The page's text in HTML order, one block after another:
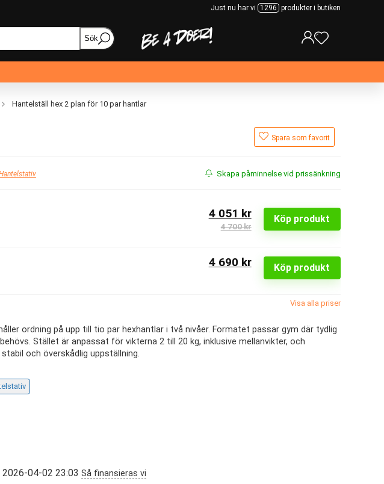
Just nu har vi 1296 produkter i butiken
Sök
Hantelställ hex 2 plan för 10 par hantlar
Spara som favorit
Skapa påminnelse vid prissänkning
Köp produkt
4 051 kr
4 700 kr
Köp produkt
4 690 kr
Visa alla priser
ordning på upp till tio par hexhantlar i två nivåer. Formatet passar gym där tydlig
Stället är anpassat för vikterna 2 till 20 kg, inklusive mellanvikter, och
och överskådlig uppställning.
04-02 23:03 Så finansieras vi